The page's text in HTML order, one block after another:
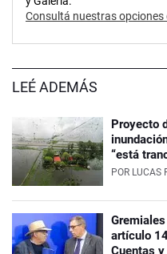
Consultá nuestras opciones
LEÉ ADEMÁS
Proyecto
“está
POR LUCAS
artículo
Cuentas